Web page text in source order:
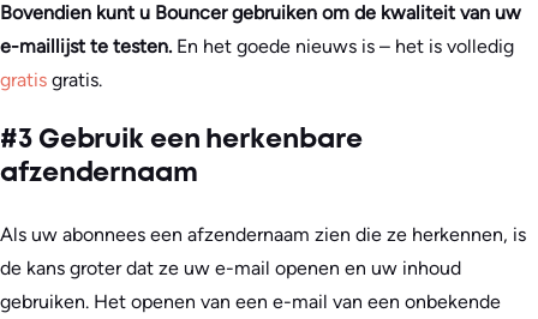
Bovendien kunt u Bouncer gebruiken om de kwaliteit van uw
e-maillijst te testen. En het goede nieuws is – het is volledig
gratis gratis.
#3 Gebruik een herkenbare
afzendernaam
Als uw abonnees een afzendernaam zien die ze herkennen, is
de kans groter dat ze uw e-mail openen en uw inhoud
gebruiken. Het openen van een e-mail van een onbekende